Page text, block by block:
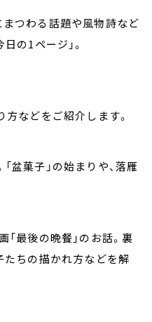
つわる話題や風物詩など
の1ページ」。
方などをご紹介します。
盆菓子」の始まりや、落雁
「最後の晩餐」のお話。裏
たちの描かれ方などを解